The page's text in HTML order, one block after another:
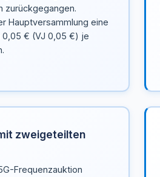
zurückgegangen.
Hauptversammlung eine
0,05 € (VJ 0,05 €) je
zweigeteilten
Frequenzauktion